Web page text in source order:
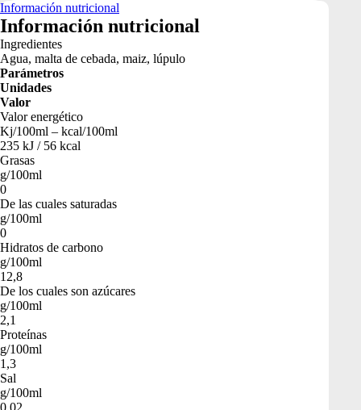
Información nutricional
Información nutricional
Ingredientes
Agua, malta de cebada, maiz, lúpulo
Parámetros
Unidades
Valor
Valor energético
Kj/100ml – kcal/100ml
235 kJ / 56 kcal
Grasas
g/100ml
0
De las cuales saturadas
g/100ml
0
Hidratos de carbono
g/100ml
12,8
De los cuales son azúcares
g/100ml
2,1
Proteínas
g/100ml
1,3
Sal
g/100ml
0,02